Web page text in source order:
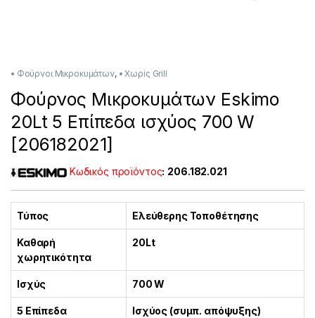
• Φούρνοι Μικροκυμάτων, • Χωρiς Grill
Φούρνος Μικροκυμάτων Eskimo
20Lt 5 Επίπεδα ισχύος 700 W
[206182021]
Κωδικός προϊόντος: 206.182.021
Τύπος Ελεύθερης Τοποθέτησης
Καθαρή
χωρητικότητα
20Lt
Ισχύς 700 W
5 Επίπεδα Ισχύος (συμπ. απόψυξης)